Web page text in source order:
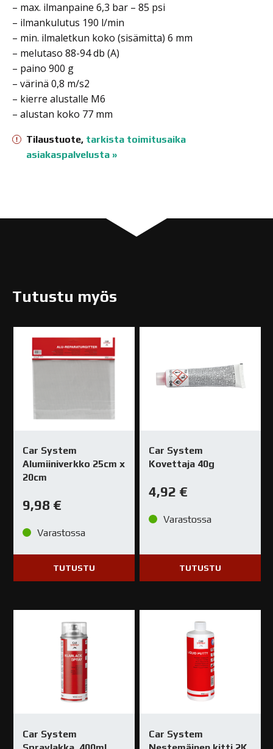
– max. ilmanpaine 6,3 bar – 85 psi
– ilmankulutus 190 l/min
– min. ilmaletkun koko (sisämitta) 6 mm
– melutaso 88-94 db (A)
– paino 900 g
– värinä 0,8 m/s2
– kierre alustalle M6
– alustan koko 77 mm
Tilaustuote, tarkista toimitusaika
asiakaspalvelusta »
Tutustu myös
Car System
Alumiiniverkko 25cm x
20cm
9,98 €
Varastossa
TUTUSTU
Car System
Kovettaja 40g
4,92 €
Varastossa
TUTUSTU
Car System
Car System